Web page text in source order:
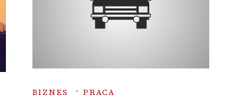
BIZNES PRACA